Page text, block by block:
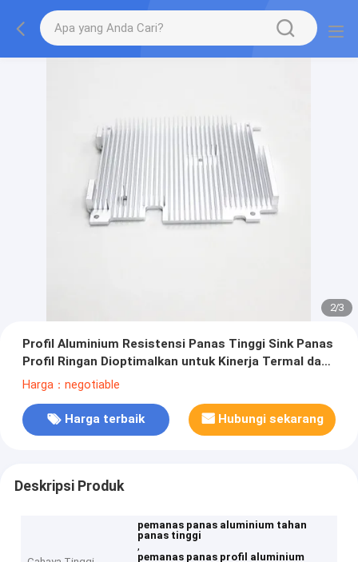
2/3
Profil Aluminium Resistensi Panas Tinggi Sink Panas
Profil Ringan Dioptimalkan untuk Kinerja Termal dan
Ketahanan
Harga：negotiable
Harga terbaik Hubungi sekarang
Deskripsi Produk
pemanas panas aluminium tahan
panas tinggi
,
pemanas panas profil aluminium